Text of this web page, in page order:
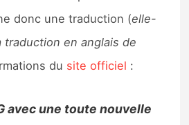
jeux Switch 2
donc une traduction (elle-
traduction en anglais de
du site officiel :
avec une toute nouvelle